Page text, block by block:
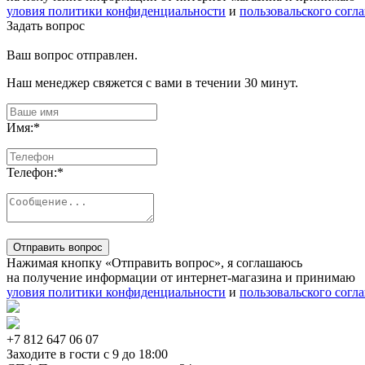
уловия политики конфиденциальности и пользовальского
Задать вопрос
Ваш вопрос отправлен.
Наш менеджер свяжется с вами в течении 30 минут.
Имя:*
Телефон:*
Отправить вопрос
Нажимая кнопку «Отправить вопрос», я соглашаюсь
на получение информации от интернет-магазина и принимаю
уловия политики конфиденциальности и пользовальского
+7 812 647 06 07
Заходите в гости c 9 до 18:00